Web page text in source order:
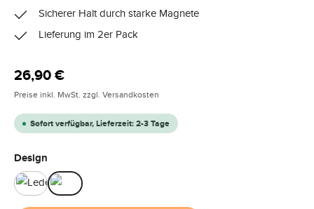
Sicherer Halt durch starke Magnete
Lieferung im 2er Pack
Regulärer Preis:
26,90 €
Preise inkl. MwSt. zzgl. Versandkosten
Sofort verfügbar, Lieferzeit: 2-3 Tage
Design
Leder BlackLeder Brown